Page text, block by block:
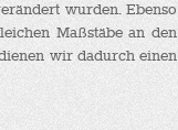
wurden. Ebenso
Maßstäbe an den
wir dadurch einen